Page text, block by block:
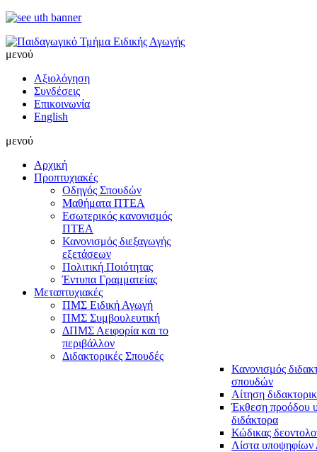
μενού
Αξιολόγηση
Συνδέσεις
Επικοινωνία
English
μενού
Αρχική
Προπτυχιακές
Οδηγός Σπουδών
Μαθήματα ΠΤΕΑ
Εσωτερικός κανονισμός
ΠΤΕΑ
Κανονισμός διεξαγωγής
εξετάσεων
Πολιτική Ποιότητας
Έντυπα Γραμματείας
Μεταπτυχιακές
ΠΜΣ Ειδική Αγωγή
ΠΜΣ Συμβουλευτική
ΔΠΜΣ Αειφορία και το
περιβάλλον
Διδακτορικές Σπουδές
Κανονισμός
σπουδών
Αίτηση
Έκθεση προόδου
διδάκτορα
Κώδικας
Λίστα υποψηφίων